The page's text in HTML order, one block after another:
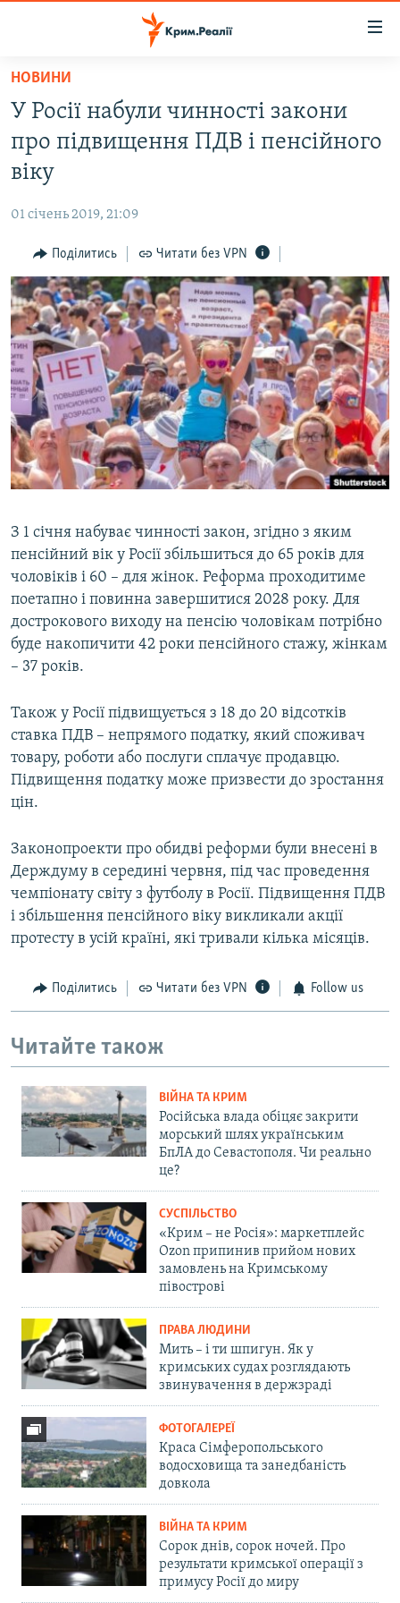
Перейти
основного
матеріалу
Перейти
до
основної
Перейти
до
пошуку
ВІДЕО ТА ФОТО
БЛОГИ
ПОГЛЯД
ІНТЕРВ'Ю
ВСЕ ЗА ДЕНЬ
СПЕЦПРОЕКТИ
ДЕПОРТАЦІЯ
ВІДЕОУРОКИ «ELIFBE»
СВІДЧЕННЯ ОКУПАЦІЇ
УКРАЇНСЬКА ПРОБЛЕМА КРИМУ
ЯК ОБІЙТИ БЛОКУВАННЯ
Русский
Qırımtatar
Усі сайти RFE/RL
НОВИНИ
У Росії набули чинності закони
про підвищення ПДВ і пенсійного
віку
01 січень 2019, 21:09
Поділитись Читати без VPN
З 1 січня набуває чинності закон, згідно з яким
пенсійний вік у Росії збільшиться до 65 років для
чоловіків і 60 – для жінок. Реформа проходитиме
поетапно і повинна завершитися 2028 року. Для
дострокового виходу на пенсію чоловікам потрібно
буде накопичити 42 роки пенсійного стажу, жінкам
– 37 років.
Також у Росії підвищується з 18 до 20 відсотків
ставка ПДВ – непрямого податку, який споживач
товару, роботи або послуги сплачує продавцю.
Підвищення податку може призвести до зростання
цін.
Законопроекти про обидві реформи були внесені в
Держдуму в середині червня, під час проведення
чемпіонату світу з футболу в Росії. Підвищення ПДВ
і збільшення пенсійного віку викликали акції
протесту в усій країні, які тривали кілька місяців.
Поділитись Читати без VPN Follow us
Читайте також
ВІЙНА ТА КРИМ
Російська влада обіцяє закрити
морський шлях українським
БпЛА до Севастополя. Чи реально
це?
СУСПІЛЬСТВО
«Крим – не Росія»: маркетплейс
Ozon припинив прийом нових
замовлень на Кримському
півострові
ПРАВА ЛЮДИНИ
Мить – і ти шпигун. Як у
кримських судах розглядають
звинувачення в держзраді
ФОТОГАЛЕРЕЇ
Краса Сімферопольського
водосховища та занедбаність
довкола
ВІЙНА ТА КРИМ
Сорок днів, сорок ночей. Про
результати кримської операції з
примусу Росії до миру